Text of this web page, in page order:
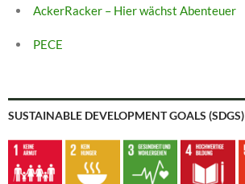
AckerRacker – Hier wächst Abenteuer
PECE
SUSTAINABLE DEVELOPMENT GOALS (SDGS)